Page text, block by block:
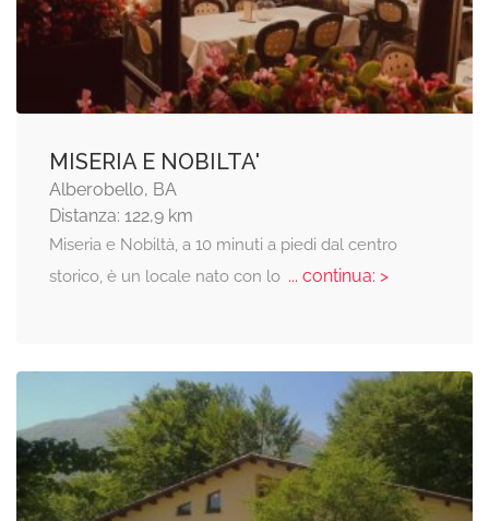
MISERIA E NOBILTA'
Alberobello, BA
Distanza: 122,9 km
Miseria e Nobiltà, a 10 minuti a piedi dal centro
storico, è un locale nato con lo... continua: >